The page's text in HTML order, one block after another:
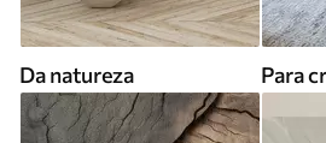
Da natureza Para